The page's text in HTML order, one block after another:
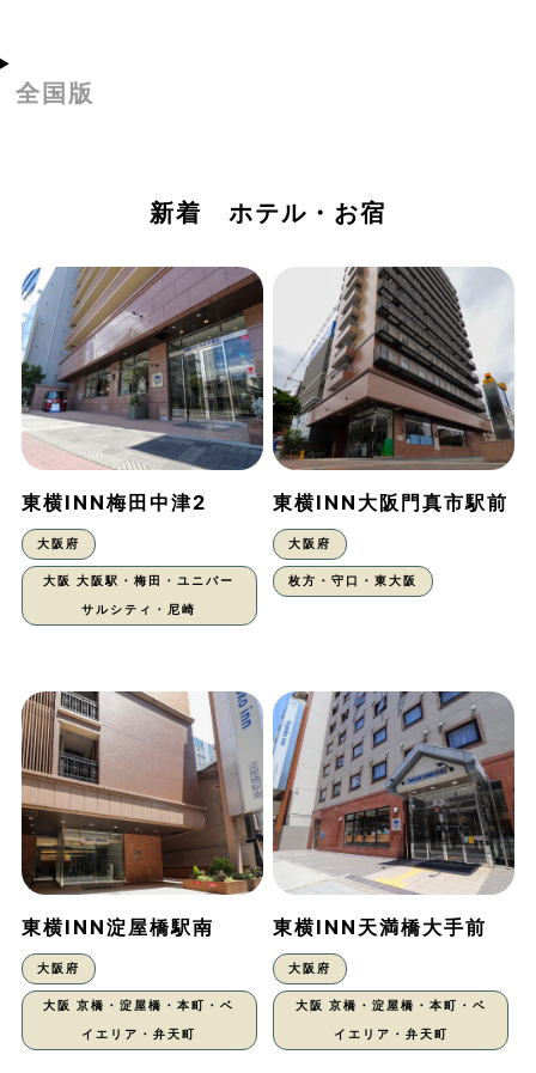
全国版
新着 ホテル・お宿
東横INN梅田中津2
大阪府
大阪 大阪駅・梅田・ユニバー
サルシティ・尼崎
東横INN大阪門真市駅前
大阪府
枚方・守口・東大阪
東横INN淀屋橋駅南
大阪府
大阪 京橋・淀屋橋・本町・ベ
イエリア・弁天町
東横INN天満橋大手前
大阪府
大阪 京橋・淀屋橋・本町・ベ
イエリア・弁天町